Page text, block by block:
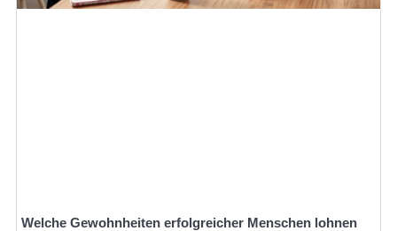
Welche Gewohnheiten erfolgreicher Menschen lohnen